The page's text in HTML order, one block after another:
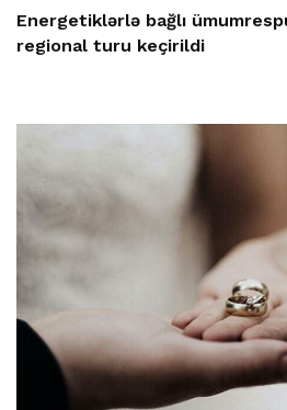
Energetiklərlə bağlı
regional turu keçirildi